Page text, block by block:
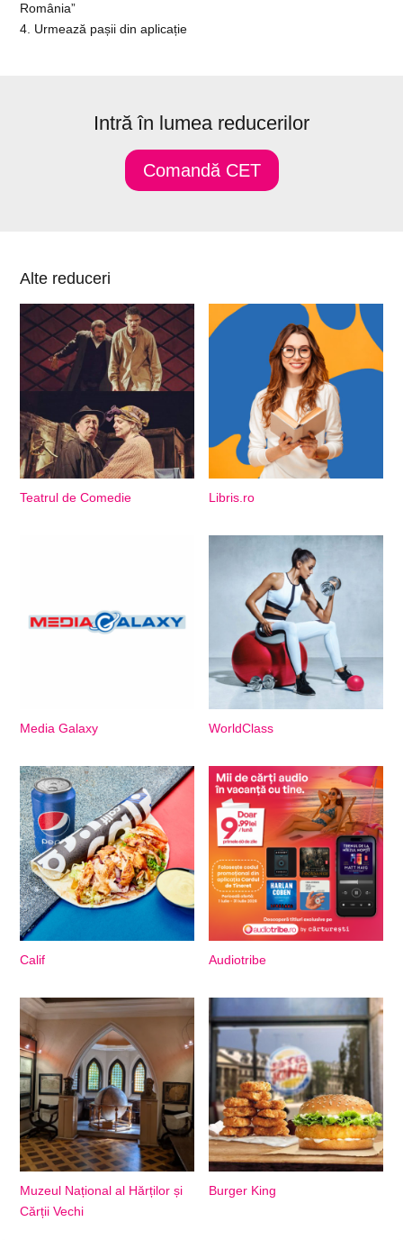
România”
4. Urmează pașii din aplicație
Intră în lumea reducerilor
Comandă CET
Alte reduceri
Teatrul de Comedie Libris.ro
Media Galaxy WorldClass
Calif Audiotribe
Muzeul Național al Hărților și
Cărții Vechi
Burger King